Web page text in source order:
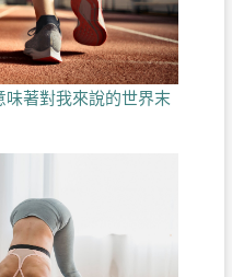
味著對我來說的世界末